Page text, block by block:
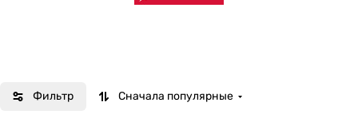
Фильтр Сначала популярные